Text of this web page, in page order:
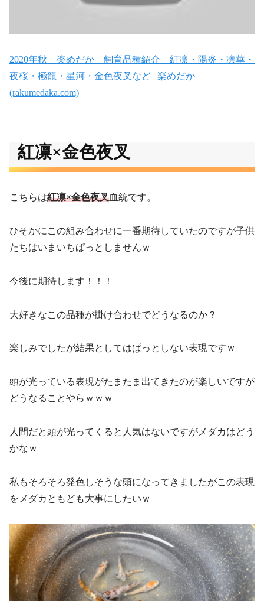
2020年秋 楽めだか 飼育品種紹介 紅凛・陽炎・凛華・
夜桜・極龍・星河・金色夜叉など | 楽めだか
(rakumedaka.com)
紅凛×金色夜叉
こちらは紅凛×金色夜叉血統です。
ひそかにこの組み合わせに一番期待していたのですが子供
たちはいまいちぱっとしませんｗ
今後に期待します！！！
大好きなこの品種が掛け合わせでどうなるのか？
楽しみでしたが結果としてはぱっとしない表現ですｗ
頭が光っている表現がたまたま出てきたのが楽しいですが
どうなることやらｗｗｗ
人間だと頭が光ってくると人気はないですがメダカはどう
かなｗ
私もそろそろ発色しそうな頭になってきましたがこの表現
をメダカともども大事にしたいｗ